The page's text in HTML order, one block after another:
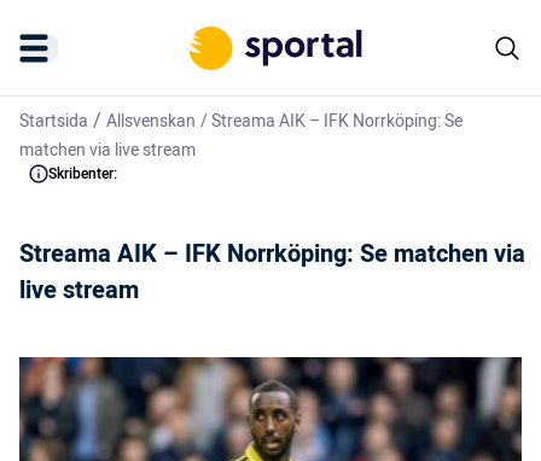
Startsida / Allsvenskan /Streama AIK – IFK Norrköping: Se
matchen via live stream
Skribenter:
Streama AIK – IFK Norrköping: Se matchen via
live stream